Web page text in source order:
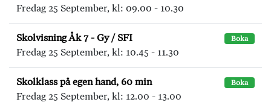
Fredag 25 September, kl: 09.00 - 10.30
Skolvisning Åk 7 - Gy / SFI Boka
Fredag 25 September, kl: 10.45 - 11.30
Skolklass på egen hand, 60 min Boka
Fredag 25 September, kl: 12.00 - 13.00